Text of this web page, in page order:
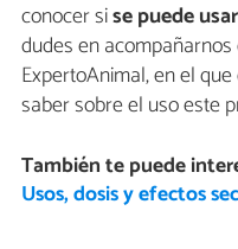
conocer sise puede
dudes en
ExpertoAnimal, en el
saber sobre el uso este
También te puede
Usos, dosis y efectos